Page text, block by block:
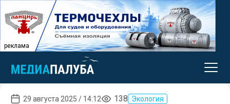
реклама
29 августа 2025 / 14:12 138 Экология